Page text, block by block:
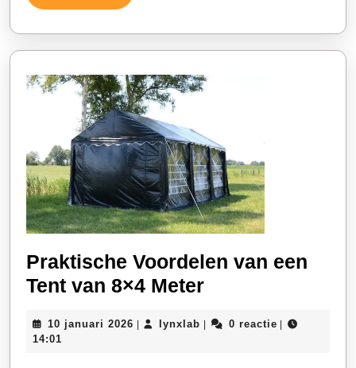
Verder
Praktische Voordelen van een
Tent van 8×4 MeterPraktische
van
10 januari 2026 10
lynxlab lynxlab0 reactie
14:01